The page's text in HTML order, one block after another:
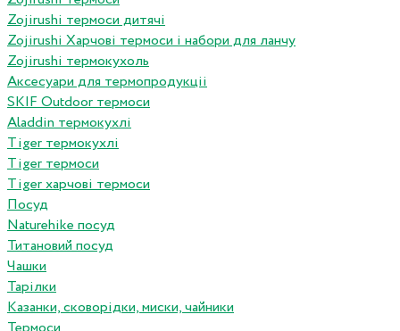
Zojirushi термоси дитячі
Zojirushi Харчові термоси і набори для ланчу
Zojirushi термокухоль
Аксесуари для термопродукціі
SKIF Outdoor термоси
Aladdin термокухлі
Tiger термокухлі
Tiger термоси
Tiger харчові термоси
Посуд
Naturehike посуд
Титановий посуд
Чашки
Тарілки
Казанки, сковорідки, миски, чайники